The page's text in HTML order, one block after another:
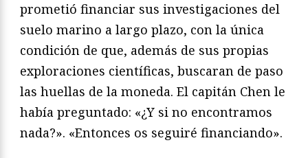
prometió financiar sus investigaciones del
suelo marino a largo plazo, con la única
condición de que, además de sus propias
exploraciones científicas, buscaran de paso
las huellas de la moneda. El capitán Chen le
había preguntado: «¿Y si no encontramos
nada?». «Entonces os seguiré financiando».